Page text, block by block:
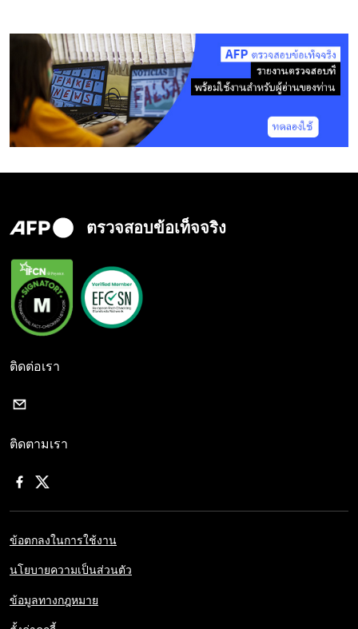
ตรวจสอบข้อเท็จจริง
ติดต่อเรา
ติดตามเรา
ข้อตกลงในการใช้งาน
นโยบายความเป็นส่วนตัว
ข้อมูลทางกฎหมาย